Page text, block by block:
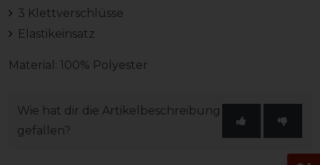
3 Klettverschlüsse
Elastikeinsatz
Material: 100% Polyester
Wie hat dir die Artikelbeschreibung
gefallen?